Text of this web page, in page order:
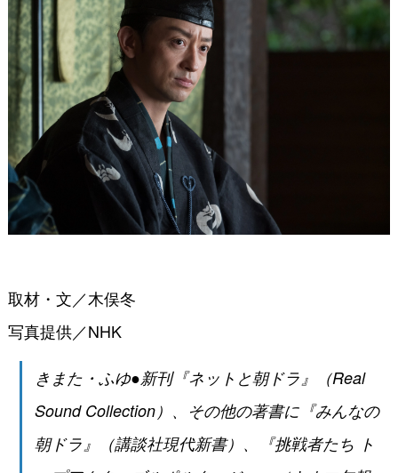
取材・文／木俣冬
写真提供／NHK
きまた・ふゆ●新刊『ネットと朝ドラ』（Real
Sound Collection）、その他の著書に『みんなの
朝ドラ』（講談社現代新書）、『挑戦者たち ト